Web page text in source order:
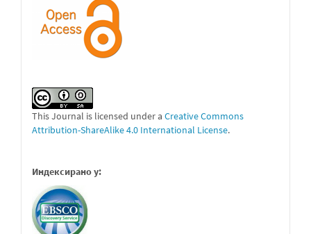
This Journal is licensed under a Creative Commons
Attribution-ShareAlike 4.0 International License.
Индексирано у: